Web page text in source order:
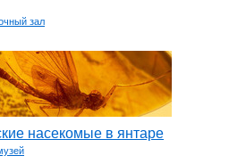
зал
насекомые в янтаре